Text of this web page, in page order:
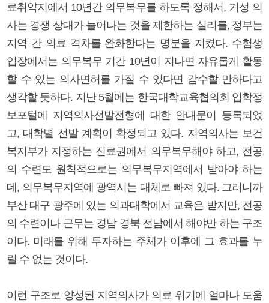
료취약지에서 10년간 의무복무를 하도록 정해서, 기성 의
사는 경쟁 상대가 늘어나는 것을 제한하는 실리를, 정부는
지역 간 의료 격차를 완화한다는 명분을 지켰다. 수험생
입장에서는 의무복무 기간 10년이 지나면 자유롭게 활동
할 수 있는 의사면허를 가질 수 있다면 감수할 만하다고
생각할 듯하다. 지난 5월에는 한국대학교육협의회 입학정
보포털에 지역의사선발전형에 대한 안내문이 등록되었
고, 대학별 선발 계획이 확정되고 있다. 지역의사는 보건
복지부가 지정하는 진료권에서 의무복무해야 하고, 전공
의 수련도 원칙적으로는 의무복무지역에서 받아야 하는
데, 의무복무지역에 광역시는 대체로 빠져 있다. 그러니까
부산 대구 광주에 있는 의과대학에서 교육은 받지만, 전공
의 수련이나 근무는 경남 경북 전남에서 해야만 하는 구조
이다. 미래를 위해 투자하는 주체가 이후에 그 효과를 누
릴 수 없는 것이다.
이런 구조로 양성된 지역의사가 의료 위기에 얼마나 도움